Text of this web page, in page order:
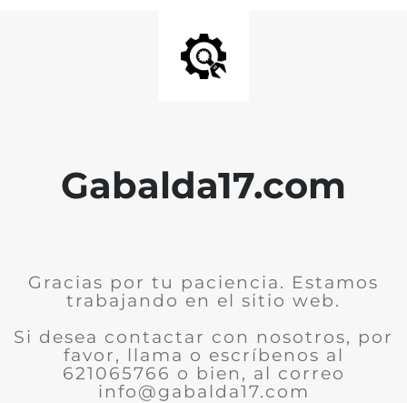
Gabalda17.com
Gracias por tu paciencia. Estamos
trabajando en el sitio web.
Si desea contactar con nosotros, por
favor, llama o escríbenos al
621065766 o bien, al correo
info@gabalda17.com